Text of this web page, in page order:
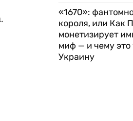
«1670»:
короля, или Как
монетизирует
миф — и чему это
Украину